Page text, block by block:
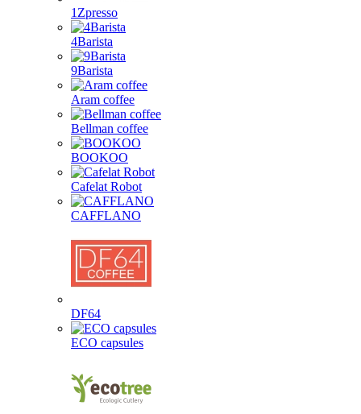
1Zpresso
4Barista
9Barista
Aram coffee
Bellman coffee
BOOKOO
Cafelat Robot
CAFFLANO
DF64
ECO capsules